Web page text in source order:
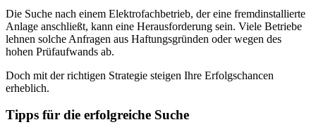
Die Suche nach einem Elektrofachbetrieb, der eine fremdinstallierte
Anlage anschließt, kann eine Herausforderung sein. Viele Betriebe
lehnen solche Anfragen aus Haftungsgründen oder wegen des
hohen Prüfaufwands ab.
Doch mit der richtigen Strategie steigen Ihre Erfolgschancen
erheblich.
Tipps für die erfolgreiche Suche